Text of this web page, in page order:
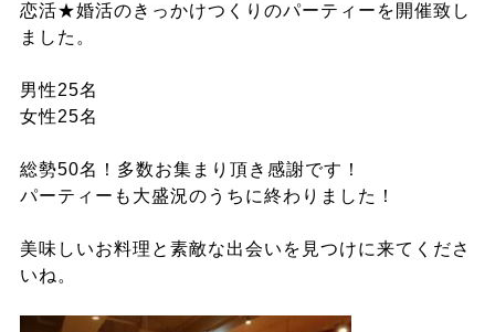
恋活★婚活のきっかけつくりのパーティーを開催致し
ました。
男性25名
女性25名
総勢50名！多数お集まり頂き感謝です！
パーティーも大盛況のうちに終わりました！
美味しいお料理と素敵な出会いを見つけに来てくださ
いね。